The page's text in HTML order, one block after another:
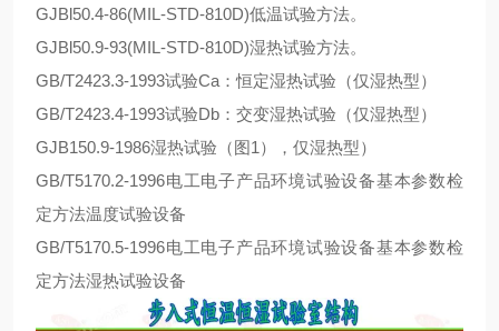
GJBl50.4-86(MIL-STD-810D)低温试验方法。
GJBl50.9-93(MIL-STD-810D)湿热试验方法。
GB/T2423.3-1993试验Ca：恒定湿热试验（仅湿热型）
GB/T2423.4-1993试验Db：交变湿热试验（仅湿热型）
GJB150.9-1986湿热试验（图1），仅湿热型）
GB/T5170.2-1996电工电子产品环境试验设备基本参数检
定方法温度试验设备
GB/T5170.5-1996电工电子产品环境试验设备基本参数检
定方法湿热试验设备